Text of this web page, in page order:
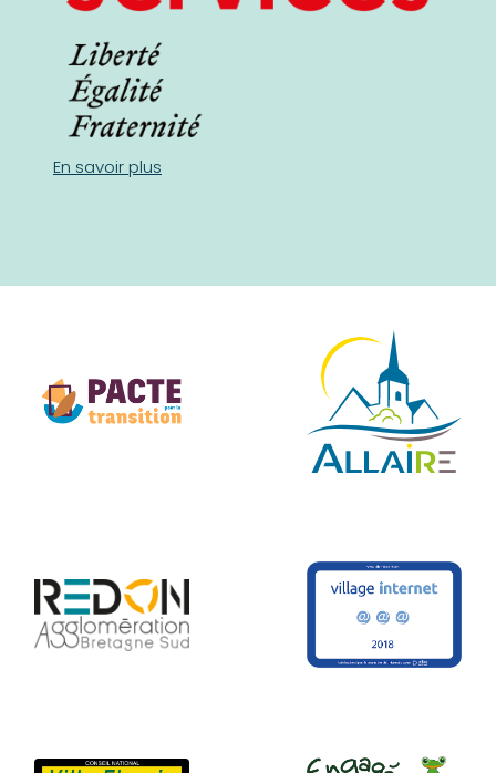
En savoir plus